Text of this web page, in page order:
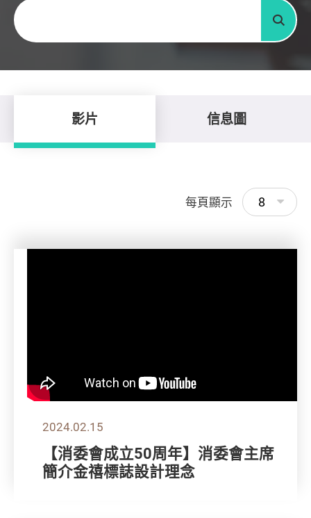
關鍵字
搜尋
影片 信息圖
每頁顯示 8
2024.02.15
【消委會成立50周年】消委會主席
簡介金禧標誌設計理念